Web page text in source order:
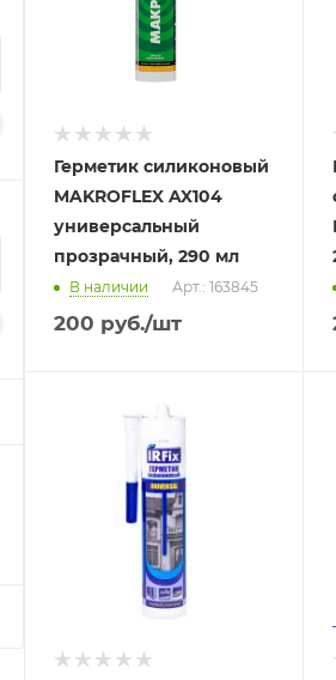
Герметик силиконовый
MAKROFLEX AX104
универсальный
прозрачный, 290 мл
В наличии Арт.: 163845
200 руб./шт